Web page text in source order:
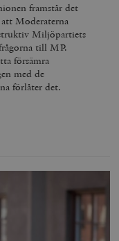
framstår det
Moderaterna
Miljöpartiets
till MP.
försämra
med de
förlåter det.